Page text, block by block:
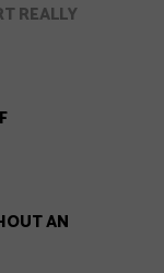
REALLY
AN